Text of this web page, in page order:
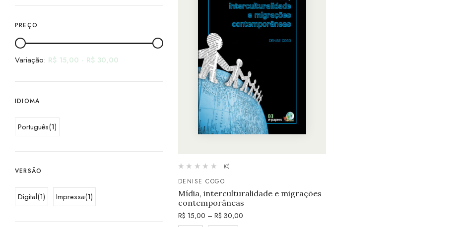
PREÇO
Variação: R$ 15,00 - R$ 30,00
IDIOMA
Português(1)
VERSÃO
Digital(1) Impressa(1)
(0)
DENISE COGO
Mídia, interculturalidade e migrações
contemporâneas
R$ 15,00 – R$ 30,00